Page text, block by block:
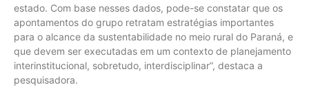
estado. Com base nesses dados, pode-se constatar que os
apontamentos do grupo retratam estratégias importantes
para o alcance da sustentabilidade no meio rural do Paraná, e
que devem ser executadas em um contexto de planejamento
interinstitucional, sobretudo, interdisciplinar”, destaca a
pesquisadora.